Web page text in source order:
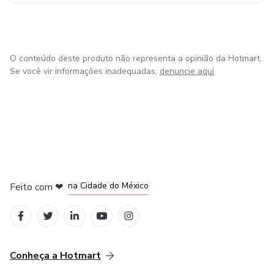
O conteúdo deste produto não representa a opinião da Hotmart.
Se você vir informações inadequadas, denuncie aqui
Feito com ❤ na Cidade do México
Conheça a Hotmart